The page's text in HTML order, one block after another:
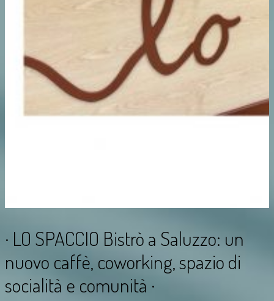
· LO SPACCIO Bistrò a Saluzzo: un
nuovo caffè, coworking, spazio di
socialità e comunità ·